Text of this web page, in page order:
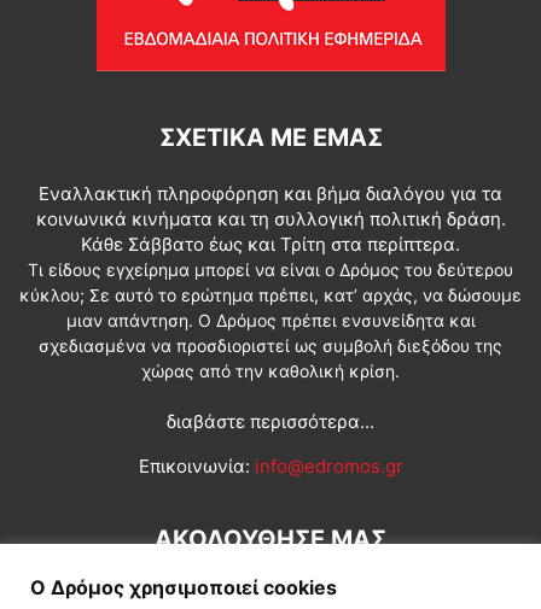
ΣΧΕΤΙΚΆ ΜΕ ΕΜΆΣ
Εναλλακτική πληροφόρηση και βήμα διαλόγου για τα
κοινωνικά κινήματα και τη συλλογική πολιτική δράση.
Κάθε Σάββατο έως και Τρίτη στα περίπτερα.
Τι είδους εγχείρημα μπορεί να είναι ο Δρόμος του δεύτερου
κύκλου; Σε αυτό το ερώτημα πρέπει, κατ’ αρχάς, να δώσουμε
μιαν απάντηση. Ο Δρόμος πρέπει ενσυνείδητα και
σχεδιασμένα να προσδιοριστεί ως συμβολή διεξόδου της
χώρας από την καθολική κρίση.
διαβάστε περισσότερα...
Επικοινωνία: info@edromos.gr
ΑΚΟΛΟΥΘΗΣΕ ΜΑΣ
Ο Δρόμος χρησιμοποιεί cookies